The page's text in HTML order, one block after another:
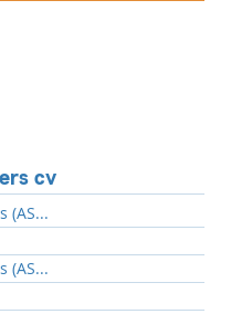
cv
(AS...
(AS...